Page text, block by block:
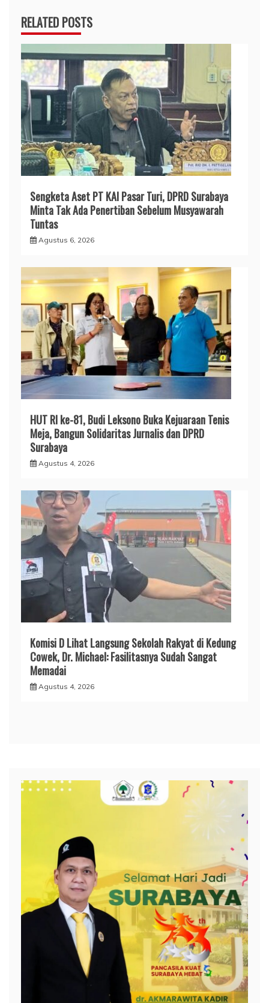
RELATED POSTS
Sengketa Aset PT KAI Pasar Turi, DPRD Surabaya
Minta Tak Ada Penertiban Sebelum Musyawarah
Tuntas
Agustus 6, 2026
HUT RI ke-81, Budi Leksono Buka Kejuaraan Tenis
Meja, Bangun Solidaritas Jurnalis dan DPRD
Surabaya
Agustus 4, 2026
Komisi D Lihat Langsung Sekolah Rakyat di Kedung
Cowek, Dr. Michael: Fasilitasnya Sudah Sangat
Memadai
Agustus 4, 2026